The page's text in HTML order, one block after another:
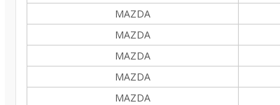
MAZDA
MAZDA
MAZDA
MAZDA
MAZDA